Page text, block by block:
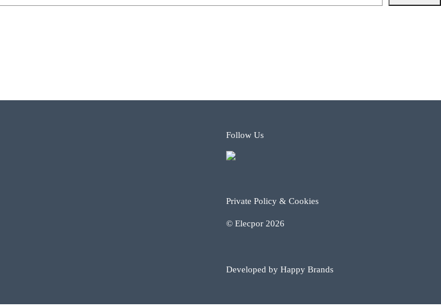
Follow Us
Private Policy & Cookies
© Elecpor 2026
Developed by Happy Brands